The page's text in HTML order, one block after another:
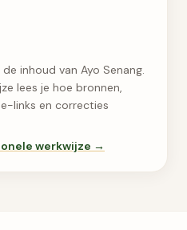
inhoud van Ayo Senang.
lees je hoe bronnen,
links en correcties
werkwijze →